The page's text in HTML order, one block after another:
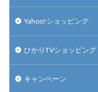
Yahoo!ショッピング
ひかりTVショッピング
キャンペーン